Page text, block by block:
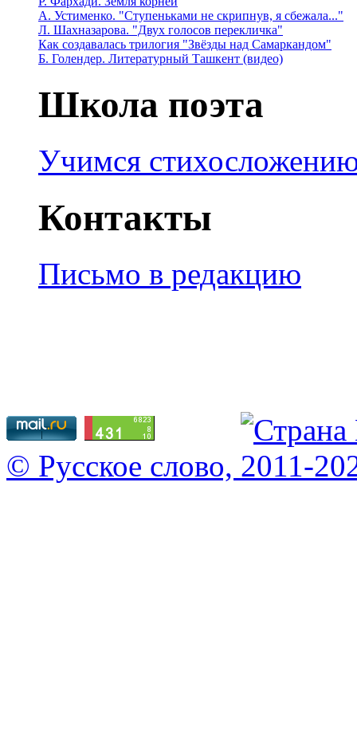
А. Устименко. "Ступеньками не скрипнув, я сбежала..."
Л. Шахназарова. "Двух голосов перекличка"
Как создавалась трилогия "Звёзды над Самаркандом"
Б. Голендер. Литературный Ташкент (видео)
Школа поэта
Учимся
Контакты
Письмо в редакцию
© Русское слово, 2011-